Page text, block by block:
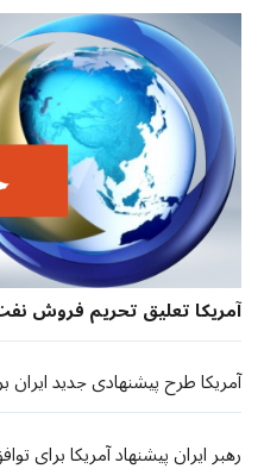
آمریکا تعلیق تحریم فروش
آمریکا طرح پیشنهادی جدید ایران
رهبر ایران پیشنهاد آمریکا برای